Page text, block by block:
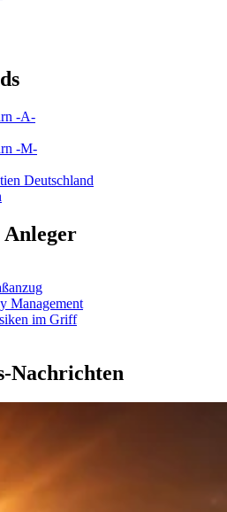
-A-
-M-
Deutschland
Management
im Griff
Nachrichten